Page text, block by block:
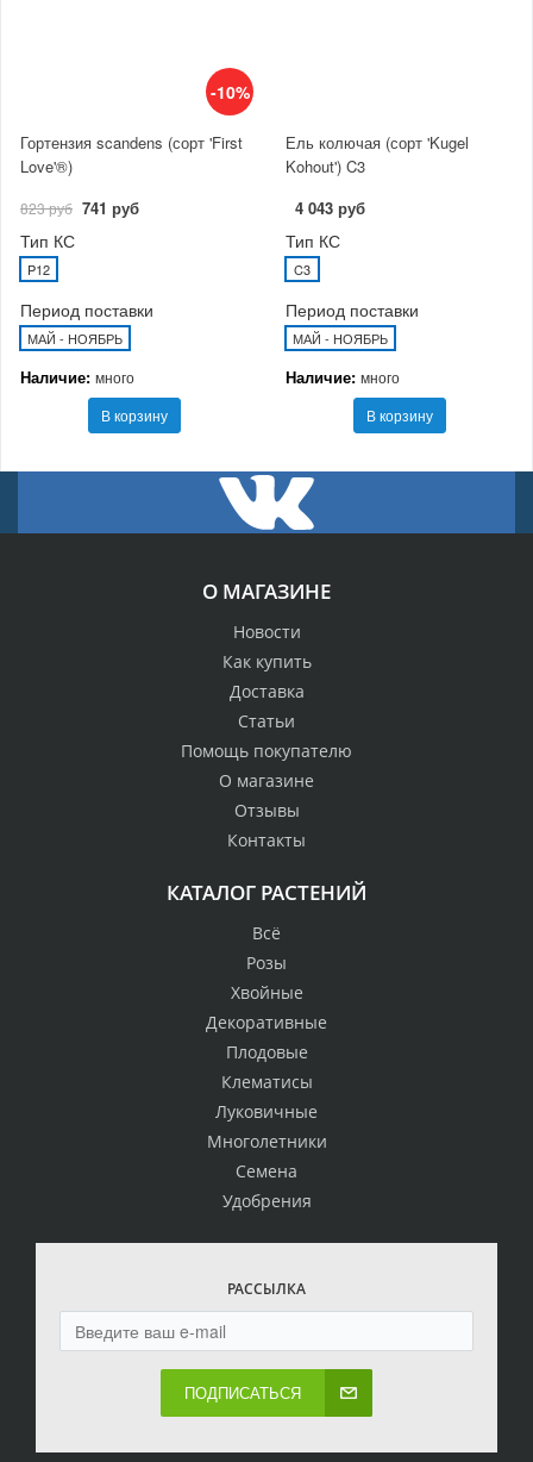
-10%
Гортензия scandens (сорт 'First
Love'®)
823 руб 741 руб
Тип КС
P12
Период поставки
МАЙ - НОЯБРЬ
Наличие: много
В корзину
Ель колючая (сорт 'Kugel
Kohout') C3
4 043 руб
Тип КС
C3
Период поставки
МАЙ - НОЯБРЬ
Наличие: много
В корзину
О МАГАЗИНЕ
Новости
Как купить
Доставка
Статьи
Помощь покупателю
О магазине
Отзывы
Контакты
КАТАЛОГ РАСТЕНИЙ
Всё
Розы
Хвойные
Декоративные
Плодовые
Клематисы
Луковичные
Многолетники
Семена
Удобрения
РАССЫЛКА
ПОДПИСАТЬСЯ